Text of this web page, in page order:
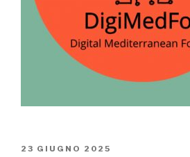
PUBBLICATO
23 GIUGNO 2025